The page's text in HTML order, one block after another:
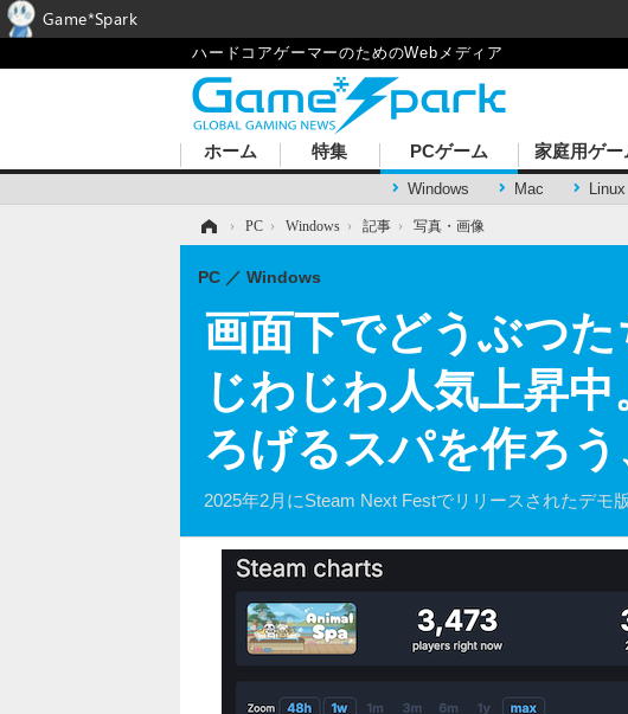
ハードコアゲーマーのためのWebメディア
ホーム 特集 PCゲーム
Windows Mac Linux
家庭用ゲー
› PC › Windows › 記事 › 写真・画像
画面下でどうぶつた
じわじわ人気上昇
ろげるスパを作ろ
2025年2月にSteam Next Festでリリースされたデモ
PC Windows
Game*Spark